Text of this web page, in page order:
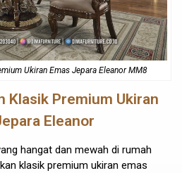
Ukiran Emas Jepara Eleanor MM8
Klasik Premium Ukiran
Eleanor
hangat dan mewah di rumah
klasik premium ukiran emas